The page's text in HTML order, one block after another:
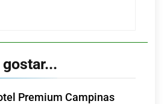
Premium Campinas